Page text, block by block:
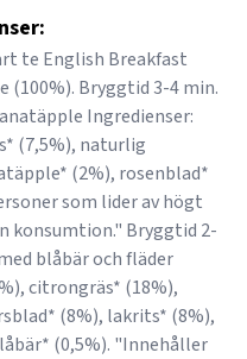
te English Breakfast
(100%). Bryggtid 3-4 min.
Ingredienser:
(7,5%), naturlig
(2%), rosenblad*
som lider av högt
konsumtion." Bryggtid 2-
blåbär och fläder
citrongräs* (18%),
(8%), lakrits* (8%),
(0,5%). "Innehåller